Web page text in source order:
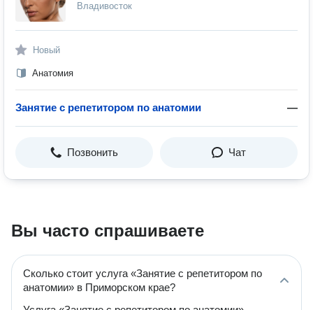
Владивосток
Новый
Анатомия
Занятие с репетитором по анатомии —
Позвонить Чат
Вы часто спрашиваете
Сколько стоит услуга «Занятие с репетитором по
анатомии» в Приморском крае?